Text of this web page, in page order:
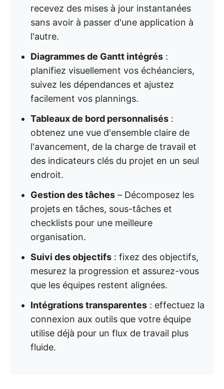
recevez des mises à jour instantanées
sans avoir à passer d'une application à
l'autre.
Diagrammes de Gantt intégrés :
planifiez visuellement vos échéanciers,
suivez les dépendances et ajustez
facilement vos plannings.
Tableaux de bord personnalisés :
obtenez une vue d'ensemble claire de
l'avancement, de la charge de travail et
des indicateurs clés du projet en un seul
endroit.
Gestion des tâches – Décomposez les
projets en tâches, sous-tâches et
checklists pour une meilleure
organisation.
Suivi des objectifs : fixez des objectifs,
mesurez la progression et assurez-vous
que les équipes restent alignées.
Intégrations transparentes : effectuez la
connexion aux outils que votre équipe
utilise déjà pour un flux de travail plus
fluide.